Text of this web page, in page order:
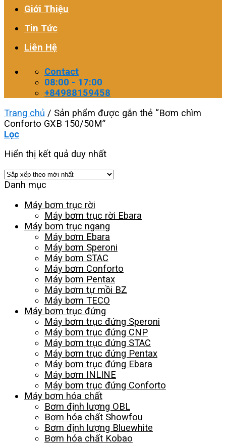
Giới Thiệu
Tin Tức
Liên Hệ
Contact
08:00 - 17:00
+84988159458
Trang chủ / Sản phẩm được gắn thẻ “Bơm chìm
Conforto GXB 150/50M”
Lọc
Hiển thị kết quả duy nhất
Danh mục
Máy bơm trục rời
Máy bơm trục rời Ebara
Máy bơm trục ngang
Máy bơm Ebara
Máy bơm Speroni
Máy bơm STAC
Máy bơm Conforto
Máy bơm Pentax
Máy bơm tự mồi BZ
Máy bơm TECO
Máy bơm trục đứng
Máy bơm trục đứng Speroni
Máy bơm trục đứng CNP
Máy bơm trục đứng STAC
Máy bơm trục đứng Pentax
Máy bơm trục đứng Ebara
Máy bơm INLINE
Máy bơm trục đứng Conforto
Máy bơm hóa chất
Bơm định lượng OBL
Bơm hóa chất Showfou
Bơm định lượng Bluewhite
Bơm hóa chất Kobao